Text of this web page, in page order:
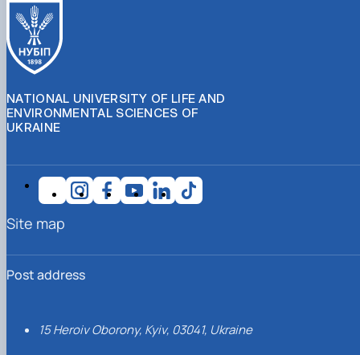
NATIONAL UNIVERSITY OF LIFE AND
ENVIRONMENTAL SCIENCES OF
UKRAINE
Post address
15 Heroiv Oborony, Kyiv, 03041, Ukraine
Site map